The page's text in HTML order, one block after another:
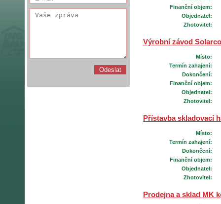
Finanční objem:
Objednatel:
Zhotovitel:
Výrobní závod
Místo:
Termín zahajení:
Dokončení:
Finanční objem:
Objednatel:
Zhotovitel:
Přístavba skladovací
Místo:
Termín zahajení:
Dokončení:
Finanční objem:
Objednatel:
Zhotovitel:
Prodejna a sklad MK